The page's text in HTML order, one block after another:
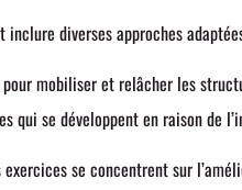
diverses approches
mobiliser et relâcher les
se développent en raison de
exercices se concentrent sur